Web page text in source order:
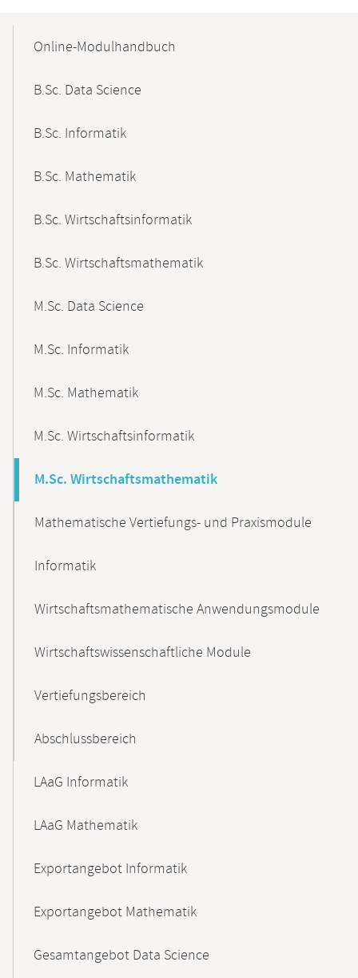
NavigationOnline-Modulhandbuch
B.Sc. Data Science
B.Sc. Informatik
B.Sc. Mathematik
B.Sc. Wirtschaftsinformatik
B.Sc. Wirtschaftsmathematik
M.Sc. Data Science
M.Sc. Informatik
M.Sc. Mathematik
M.Sc. Wirtschaftsinformatik
M.Sc. Wirtschaftsmathematik
Mathematische Vertiefungs- und Praxismodule
Informatik
Wirtschaftsmathematische Anwendungsmodule
Wirtschaftswissenschaftliche Module
Vertiefungsbereich
Abschlussbereich
LAaG Informatik
LAaG Mathematik
Exportangebot Informatik
Exportangebot Mathematik
Gesamtangebot Data Science